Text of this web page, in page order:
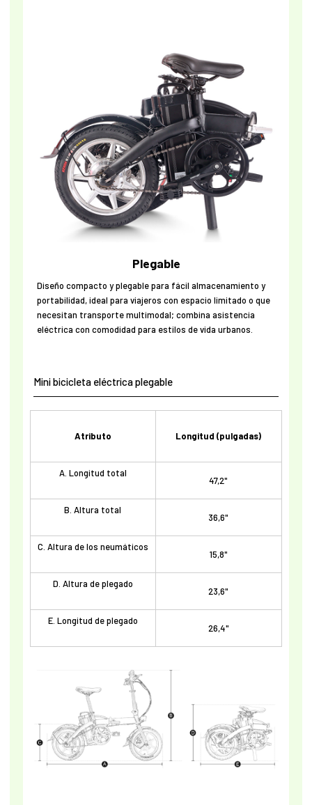
Plegable
Diseño compacto y plegable para fácil almacenamiento y
portabilidad, ideal para viajeros con espacio limitado o que
necesitan transporte multimodal; combina asistencia
eléctrica con comodidad para estilos de vida urbanos.
Mini bicicleta eléctrica plegable
Atributo Longitud (pulgadas)
A. Longitud total
47,2"
B. Altura total
36,6"
C. Altura de los neumáticos
15,8"
D. Altura de plegado
23,6"
E. Longitud de plegado
26,4"